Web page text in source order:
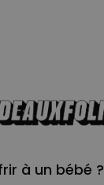
à un bébé ?